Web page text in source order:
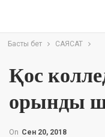
Басты бет САЯСАТ
Қос
орынды
On Сен 20, 2018